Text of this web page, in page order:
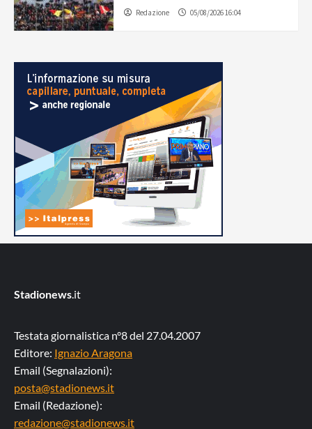
Redazione 05/08/2026 16:04
Stadionews.it
Testata giornalistica n°8 del 27.04.2007
Editore: Ignazio Aragona
Email (Segnalazioni):
posta@stadionews.it
Email (Redazione):
redazione@stadionews.it